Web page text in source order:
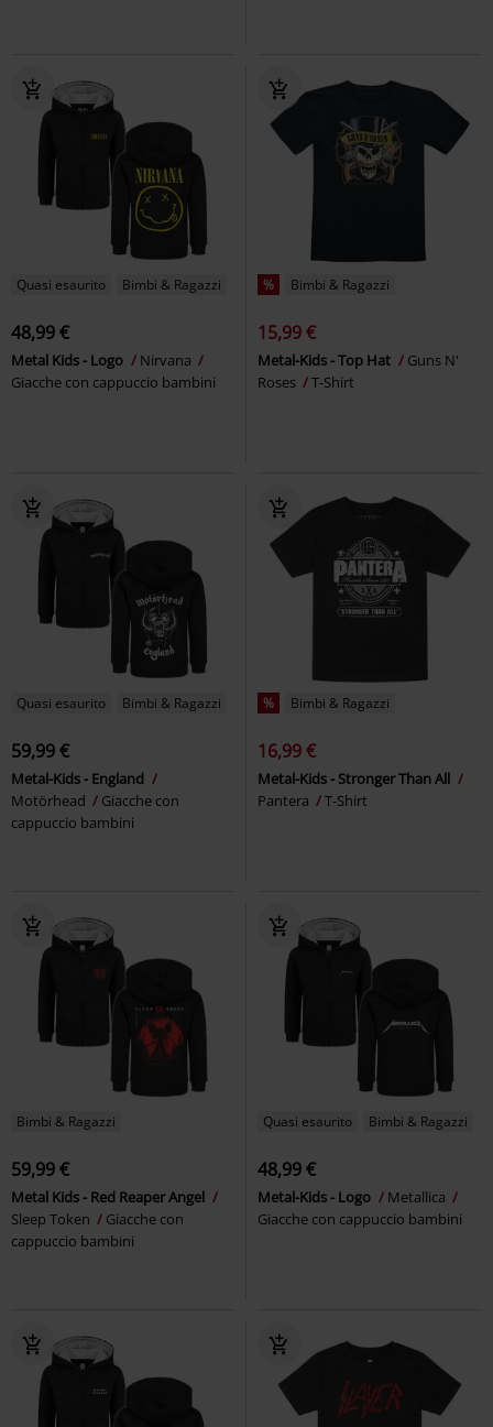
Quasi esaurito Bimbi & Ragazzi
48,99 €
Metal Kids - Logo
Nirvana
Giacche con cappuccio bambini
% Bimbi & Ragazzi
15,99 €
Metal-Kids - Top Hat
Guns N'
Roses
T-Shirt
Quasi esaurito Bimbi & Ragazzi
59,99 €
Metal-Kids - England
Motörhead
Giacche con
cappuccio bambini
% Bimbi & Ragazzi
16,99 €
Metal-Kids - Stronger Than All
Pantera
T-Shirt
Bimbi & Ragazzi
59,99 €
Metal Kids - Red Reaper Angel
Sleep Token
Giacche con
cappuccio bambini
Quasi esaurito Bimbi & Ragazzi
48,99 €
Metal-Kids - Logo
Metallica
Giacche con cappuccio bambini